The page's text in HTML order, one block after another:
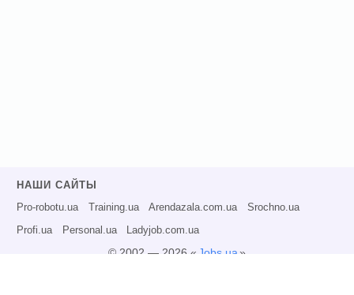
НАШИ САЙТЫ
Pro-robotu.ua Training.ua Arendazala.com.ua Srochno.ua
Profi.ua Personal.ua Ladyjob.com.ua
© 2002 — 2026 « Jobs.ua»